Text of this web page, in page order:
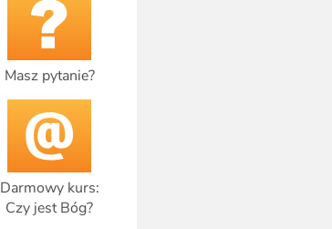
Masz pytanie?
Darmowy kurs:
Czy jest Bóg?